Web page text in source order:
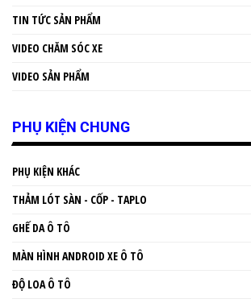
TIN TỨC SẢN PHẨM
VIDEO CHĂM SÓC XE
VIDEO SẢN PHẨM
PHỤ KIỆN CHUNG
PHỤ KIỆN KHÁC
THẢM LÓT SÀN - CỐP - TAPLO
GHẾ DA Ô TÔ
MÀN HÌNH ANDROID XE Ô TÔ
ĐỘ LOA Ô TÔ